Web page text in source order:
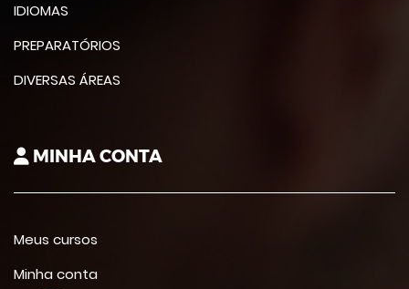
IDIOMAS
PREPARATÓRIOS
DIVERSAS ÁREAS
MINHA CONTA
Meus cursos
Minha conta